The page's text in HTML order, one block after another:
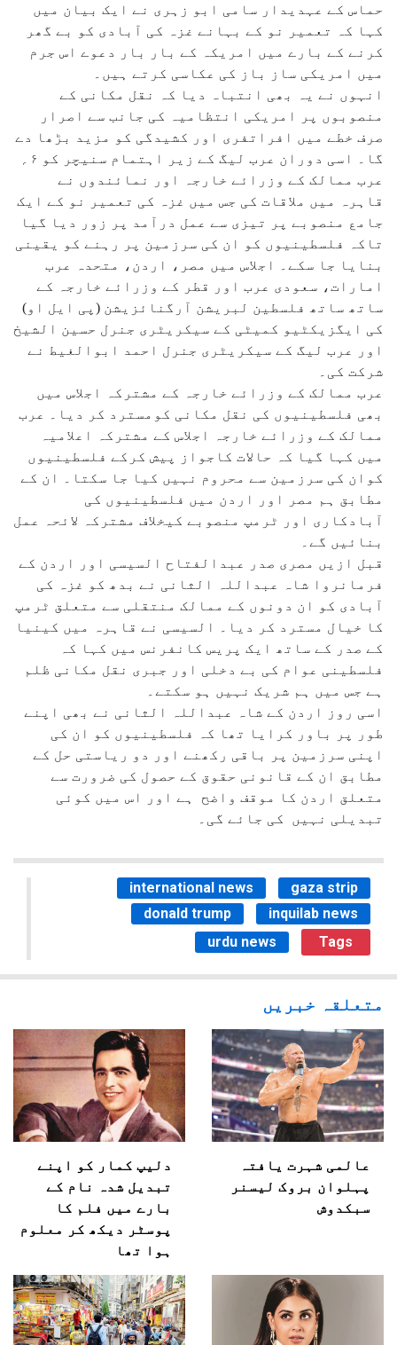
حماس کے عہدیدار سامی ابو زہری نے ایک بیان میں
کہا کہ تعمیر نو کے بہانے غزہ کی آبادی کو بے گھر
کرنے کے بارے میں امریکہ کے بار بار دعوے اس جرم
میں امریکی ساز باز کی عکاسی کرتے ہیں۔
انہوں نے یہ بھی انتباہ دیا کہ نقل مکانی کے
منصوبوں پر امریکی انتظامیہ کی جانب سے اصرار
صرف خطے میں افراتفری اور کشیدگی کو مزید بڑھا دے
عرب ممالک کے وزرائے خارجہ اور نمائندوں نے
قاہرہ میں ملاقات کی جس میں غزہ کی تعمیر نو کے ایک
جامع منصوبے پر تیزی سے عمل درآمد پر زور دیا گیا
تاکہ فلسطینیوں کو ان کی سرزمین پر رہنے کو یقینی
بنایا جا سکے۔ اجلاس میں مصر، اردن، متحدہ عرب
امارات، سعودی عرب اور قطر کے وزرائے خارجہ کے
ساتھ ساتھ فلسطین لبریشن آرگنائزیشن (پی ایل او)
کی ایگزیکٹیو کمیٹی کے سیکریٹری جنرل حسین الشیخ
اور عرب لیگ کے سیکریٹری جنرل احمد ابوالغیط نے
شرکت کی۔
عرب ممالک کے وزرائے خارجہ کے مشترکہ اجلاس میں
بھی فلسطینیوں کی نقل مکانی کومسترد کر دیا۔ عرب
ممالک کے وزرائے خارجہ اجلاس کے مشترکہ اعلامیہ
میں کہا گیا کہ حالات کاجواز پیش کرکے فلسطینیوں
کوان کی سرزمین سے محروم نہیں کیا جا سکتا۔ ان کے
مطابق ہم مصر اور اردن میں فلسطینیوں کی
آبادکاری اور ٹرمپ منصوبے کیخلاف مشترکہ لائحہ عمل
بنائیں گے۔
قبل ازیں مصری صدر عبدالفتاح السیسی اور اردن کے
فرمانروا شاہ عبداللہ الثانی نے بدھ کو غزہ کی
آبادی کو ان دونوں کے ممالک منتقلی سے متعلق ٹرمپ
کا خیال مسترد کر دیا۔ السیسی نے قاہرہ میں کینیا
کے صدر کے ساتھ ایک پریس کانفرنس میں کہا کہ
فلسطینی عوام کی بے دخلی اور جبری نقل مکانی ظلم
ہے جس میں ہم شریک نہیں ہو سکتے۔
اسی روز اردن کے شاہ عبداللہ الثانی نے بھی اپنے
طور پر باور کرایا تھا کہ فلسطینیوں کو ان کی
اپنی سرزمین پر باقی رکھنے اور دو ریاستی حل کے
مطابق ان کے قانونی حقوق کے حصول کی ضرورت سے
متعلق اردن کا موقف واضح ہے اور اس میں کوئی
تبدیلی نہیں کی جائے گی۔
international news
gaza strip
donald trump
inquilab news
urdu news
Tags
متعلقہ خبریں
عالمی شہرت یافتہ
پہلوان بروک لیسنر
سبکدوش
دلیپ کمار کو اپنے
تبدیل شدہ نام کے
بارے میں فلم کا
پوسٹر دیکھ کر معلوم
ہوا تھا